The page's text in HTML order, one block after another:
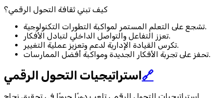
كيف تبني ثقافة التحول الرقمي؟
تشجع على التعلم المستمر لمواكبة التطورات التكنولوجية.
تعزز التفاعل والتواصل الداخلي لتبادل الأفكار.
تكرس القيادة الإدارية لدعم وتعزيز عملية التغيير.
تحفز على تجربة الأفكار الجديدة ومواكبة أفضل الممارسات.
استراتيجيات التحول الرقمي🔗